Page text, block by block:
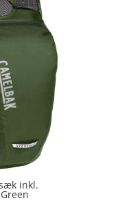
inkl.